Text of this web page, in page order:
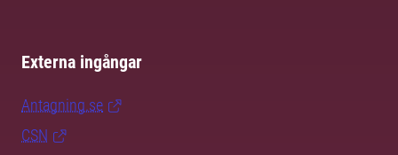
Externa ingångar
Antagning.se
CSN